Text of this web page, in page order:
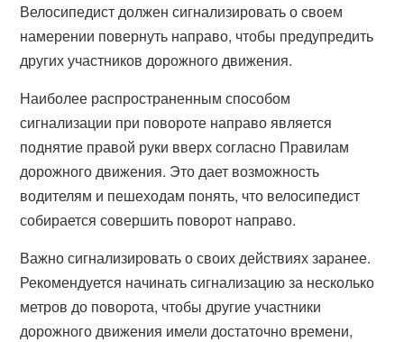
Велосипедист должен сигнализировать о своем
намерении повернуть направо, чтобы предупредить
других участников дорожного движения.
Наиболее распространенным способом
сигнализации при повороте направо является
поднятие правой руки вверх согласно Правилам
дорожного движения. Это дает возможность
водителям и пешеходам понять, что велосипедист
собирается совершить поворот направо.
Важно сигнализировать о своих действиях заранее.
Рекомендуется начинать сигнализацию за несколько
метров до поворота, чтобы другие участники
дорожного движения имели достаточно времени,